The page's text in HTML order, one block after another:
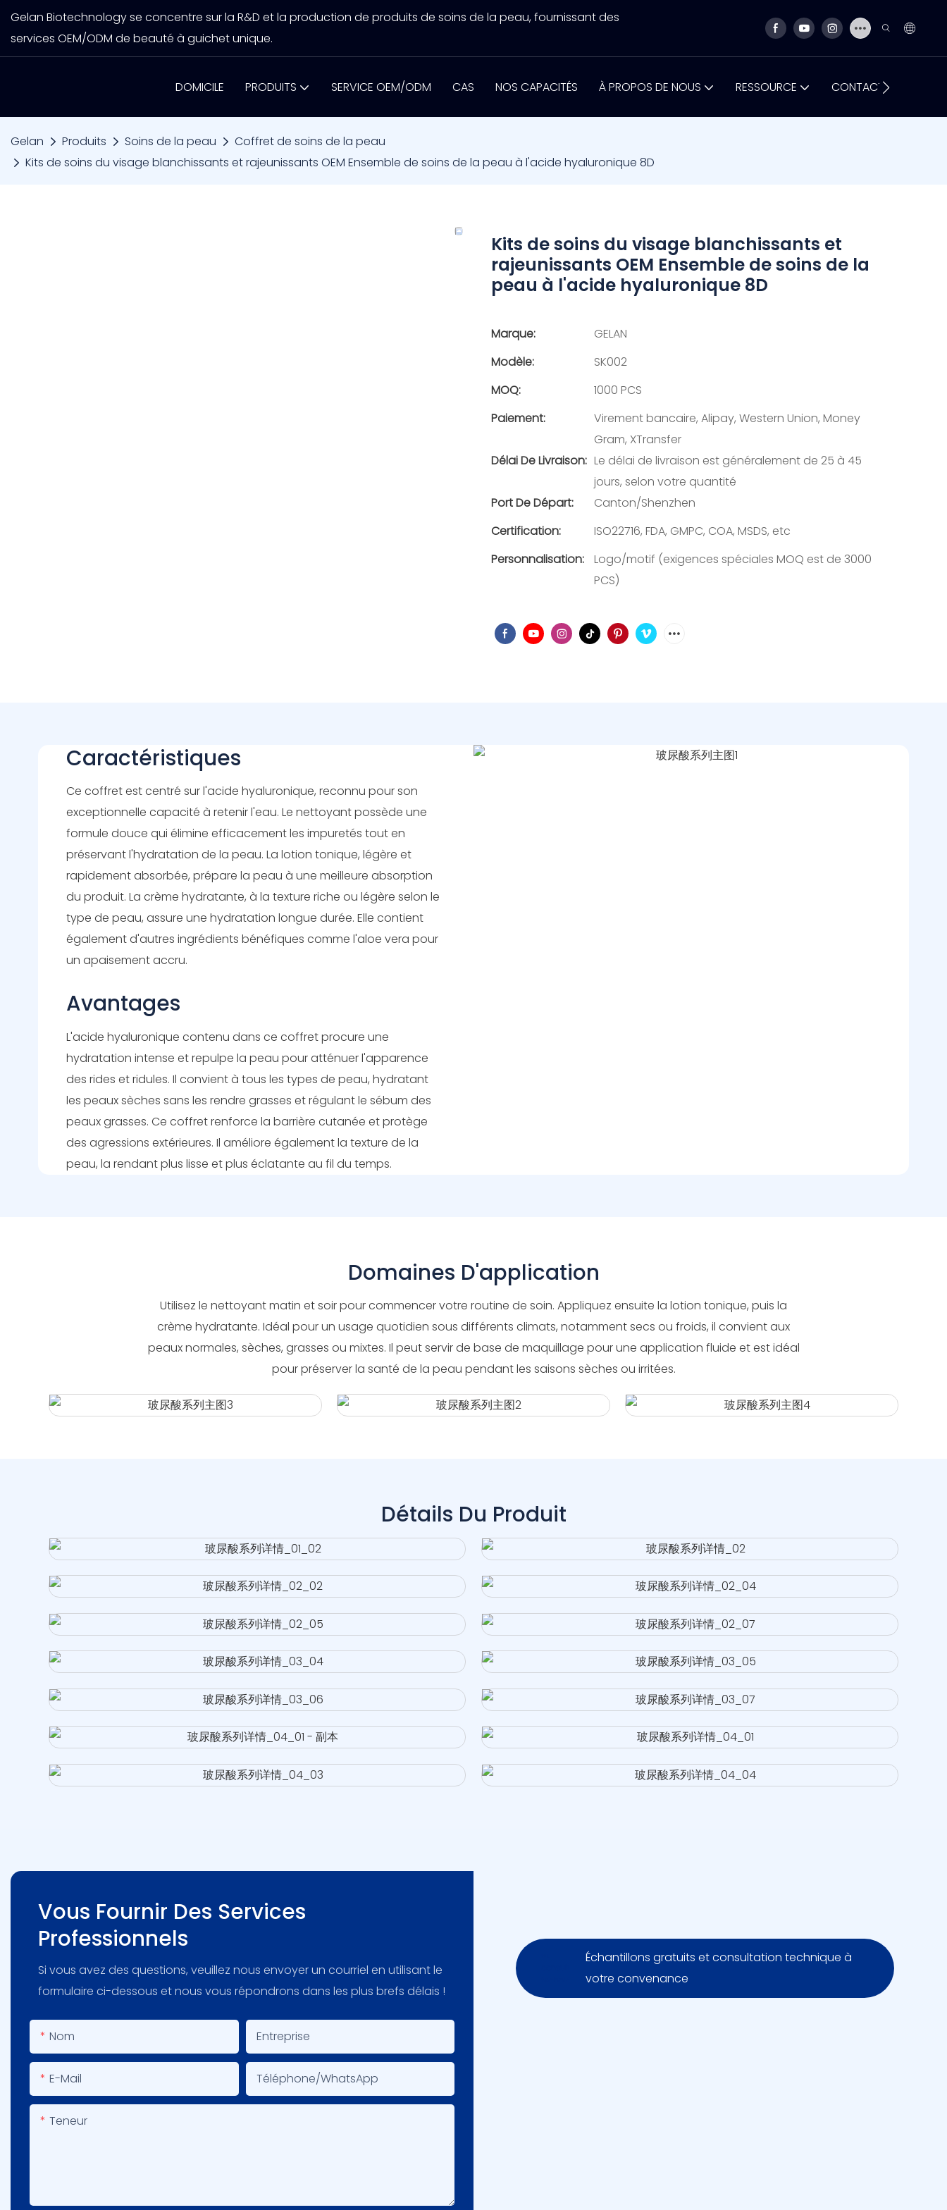
Gelan Biotechnology se concentre sur la R&D et la production de produits de soins de la peau, fournissant des
services OEM/ODM de beauté à guichet unique.
DOMICILE PRODUITS SERVICE OEM/ODM CAS NOS CAPACITÉS À PROPOS DE NOUS RESSOURCE CONTACTEZ-NOUS
Gelan Produits Soins de la peau
Coffret de soins de la peau
Kits de soins du visage blanchissants et rajeunissants OEM Ensemble de soins de la peau à l'acide hyaluronique 8D
Kits de soins du visage blanchissants et
rajeunissants OEM Ensemble de soins de la
peau à l'acide hyaluronique 8D
Marque:
GELAN
Modèle:
SK002
MOQ:
1000 PCS
Paiement:
Virement bancaire, Alipay, Western Union, Money
Gram, XTransfer
Délai De Livraison: Le délai de livraison est généralement de 25 à 45
jours, selon votre quantité
Port De Départ:
Canton/Shenzhen
Certification:
ISO22716, FDA, GMPC, COA, MSDS, etc
Personnalisation:
Logo/motif (exigences spéciales MOQ est de 3000
PCS)
Caractéristiques
Ce coffret est centré sur l'acide hyaluronique, reconnu pour son
exceptionnelle capacité à retenir l'eau. Le nettoyant possède une
formule douce qui élimine efficacement les impuretés tout en
préservant l'hydratation de la peau. La lotion tonique, légère et
rapidement absorbée, prépare la peau à une meilleure absorption
du produit. La crème hydratante, à la texture riche ou légère selon le
type de peau, assure une hydratation longue durée. Elle contient
également d'autres ingrédients bénéfiques comme l'aloe vera pour
un apaisement accru.
Avantages
L'acide hyaluronique contenu dans ce coffret procure une
hydratation intense et repulpe la peau pour atténuer l'apparence
des rides et ridules. Il convient à tous les types de peau, hydratant
les peaux sèches sans les rendre grasses et régulant le sébum des
peaux grasses. Ce coffret renforce la barrière cutanée et protège
des agressions extérieures. Il améliore également la texture de la
peau, la rendant plus lisse et plus éclatante au fil du temps.
Domaines D'application
Utilisez le nettoyant matin et soir pour commencer votre routine de soin. Appliquez ensuite la lotion tonique, puis la
crème hydratante. Idéal pour un usage quotidien sous différents climats, notamment secs ou froids, il convient aux
peaux normales, sèches, grasses ou mixtes. Il peut servir de base de maquillage pour une application fluide et est idéal
pour préserver la santé de la peau pendant les saisons sèches ou irritées.
Détails Du Produit
Vous Fournir Des Services
Professionnels
Si vous avez des questions, veuillez nous envoyer un courriel en utilisant le
formulaire ci-dessous et nous vous répondrons dans les plus brefs délais !
Nom Entreprise
E-Mail Téléphone/WhatsApp
Teneur
Échantillons gratuits et consultation technique à
votre convenance